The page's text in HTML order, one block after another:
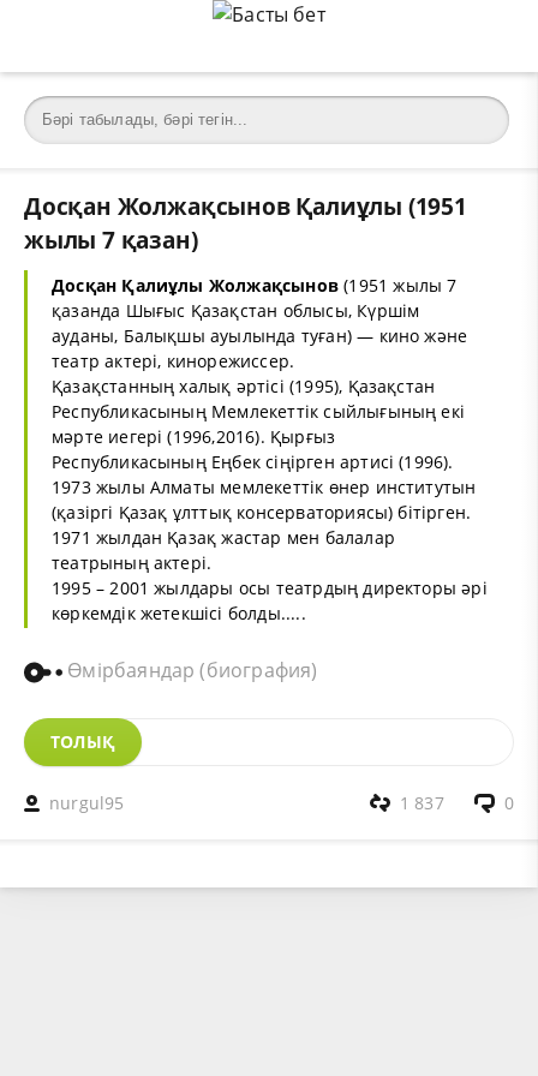
Досқан Жолжақсынов Қалиұлы (1951
жылы 7 қазан)
Досқан Қалиұлы Жолжақсынов (1951 жылы 7
қазанда Шығыс Қазақстан облысы, Күршім
ауданы, Балықшы ауылында туған) — кино және
театр актері, кинорежиссер.
Қазақстанның халық әртісі (1995), Қазақстан
Республикасының Мемлекеттік сыйлығының екі
мәрте иегері (1996,2016). Қырғыз
Республикасының Еңбек сіңірген артисі (1996).
1973 жылы Алматы мемлекеттік өнер институтын
(қазіргі Қазақ ұлттық консерваториясы) бітірген.
1971 жылдан Қазақ жастар мен балалар
театрының актері.
1995 – 2001 жылдары осы театрдың директоры әрі
көркемдік жетекшісі болды.....
Өмірбаяндар (биография)
ТОЛЫҚ
nurgul95 0
1 837